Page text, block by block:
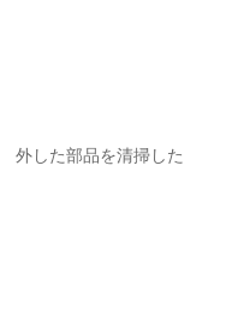
外した部品を清掃した